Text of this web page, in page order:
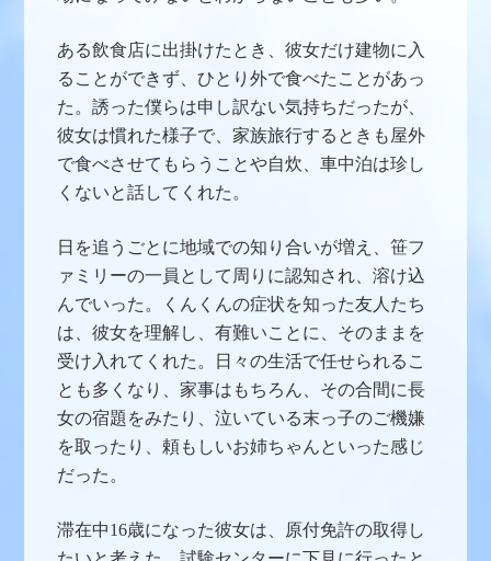
ある飲食店に出掛けたとき、彼女だけ建物に入
ることができず、ひとり外で食べたことがあっ
た。誘った僕らは申し訳ない気持ちだったが、
彼女は慣れた様子で、家族旅行するときも屋外
で食べさせてもらうことや自炊、車中泊は珍し
くないと話してくれた。
日を追うごとに地域での知り合いが増え、笹フ
ァミリーの一員として周りに認知され、溶け込
んでいった。くんくんの症状を知った友人たち
は、彼女を理解し、有難いことに、そのままを
受け入れてくれた。日々の生活で任せられるこ
とも多くなり、家事はもちろん、その合間に長
女の宿題をみたり、泣いている末っ子のご機嫌
を取ったり、頼もしいお姉ちゃんといった感じ
だった。
滞在中16歳になった彼女は、原付免許の取得し